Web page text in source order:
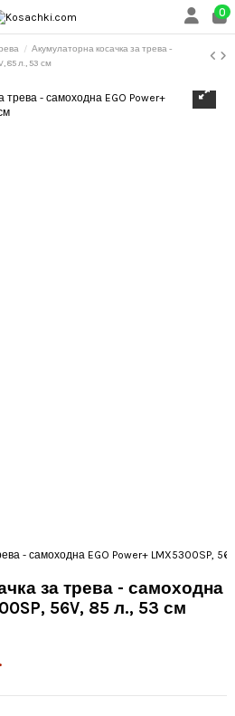
0
Акумулаторна косачка за трева -
85 л., 53 см
за трева - самоходна
56V, 85 л., 53 см